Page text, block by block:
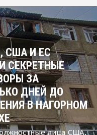
США И ЕС
СЕКРЕТНЫЕ
ЗА
ДНЕЙ ДО
В НАГОРНОМ
лица США,